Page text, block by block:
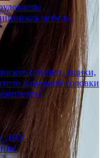
мебель,
(стойки, ящики,
камерной головки
ДВУ